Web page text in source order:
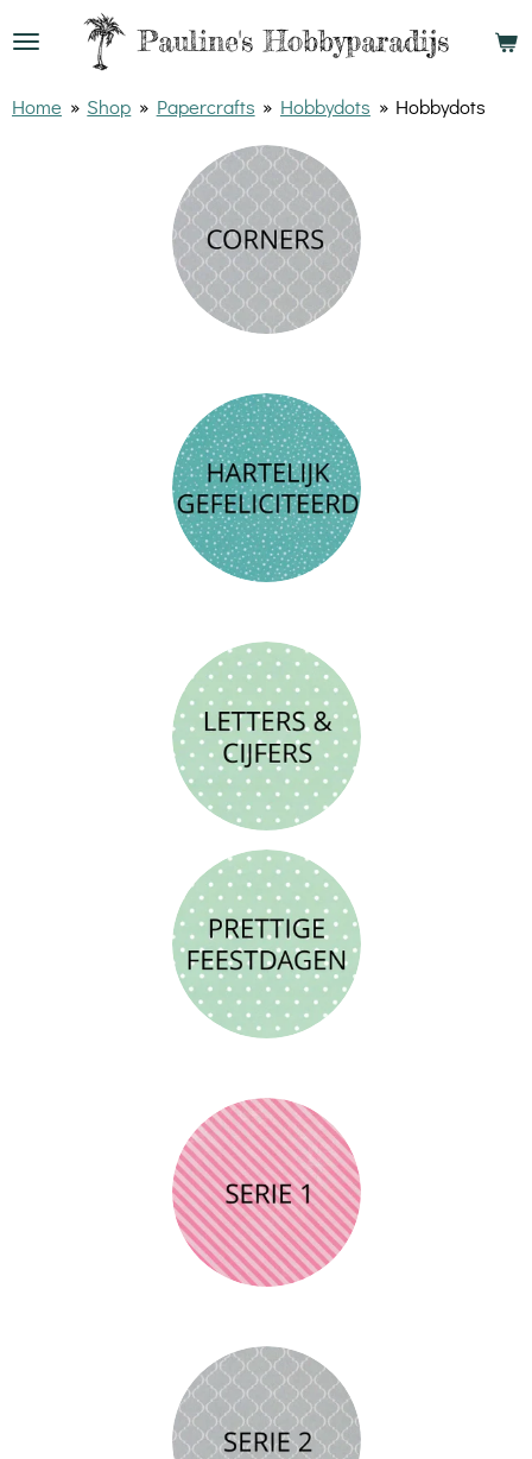
Ga
naar
Pauline'sHobbyparadijs
Home » Shop » Papercrafts » Hobbydots » Hobbydots